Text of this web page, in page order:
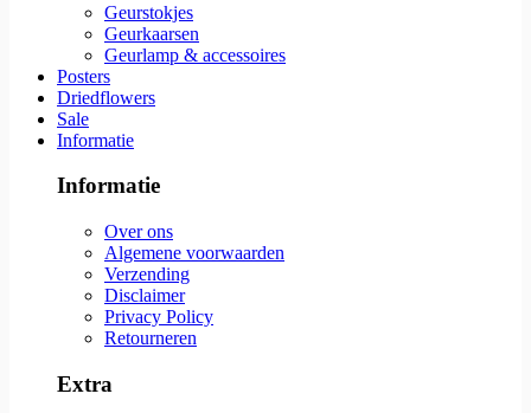
Geurstokjes
Geurkaarsen
Geurlamp & accessoires
Posters
Driedflowers
Sale
Informatie
Informatie
Over ons
Algemene voorwaarden
Verzending
Disclaimer
Privacy Policy
Retourneren
Extra